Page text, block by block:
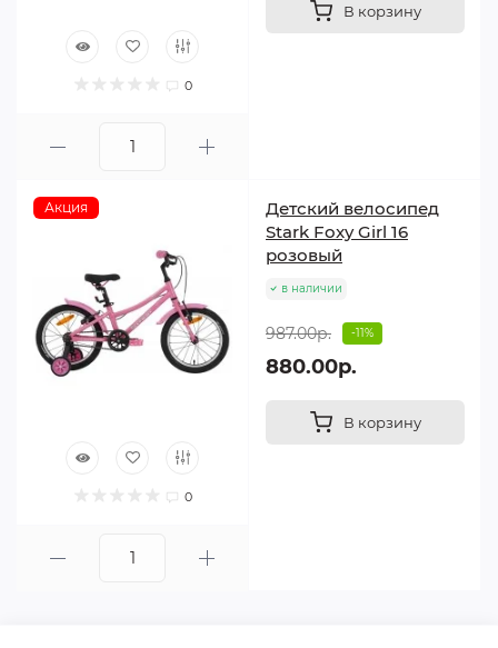
0
В корзину
Акция
0
Детский велосипед
Stark Foxy Girl 16
розовый
в наличии
987.00р. -11%
880.00р.
В корзину